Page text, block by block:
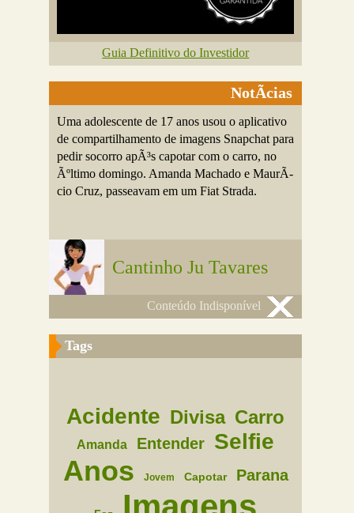
Guia Definitivo do Investidor
NotÃ­cias
Uma adolescente de 17 anos usou o aplicativo
de compartilhamento de imagens Snapchat para
pedir socorro apÃ³s capotar com o carro, no
Ãºltimo domingo. Amanda Machado e MaurÃ­
cio Cruz, passeavam em um Fiat Strada.
Cantinho Ju Tavares
Conteúdo Indisponível
Tags
Acidente Divisa Carro
Amanda Entender Selfie
Anos Jovem Capotar Parana